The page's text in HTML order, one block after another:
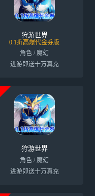
狩游世界
0.1折高爆代金券版
角色 / 魔幻
进游即送十万真充
狩游世界
角色 / 魔幻
进游即送十万真充